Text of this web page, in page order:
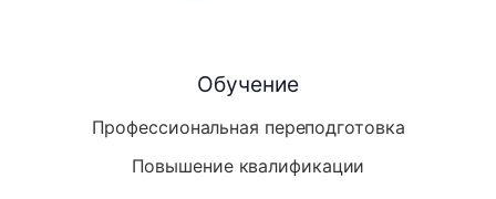
Обучение
Профессиональная переподготовка
Повышение квалификации